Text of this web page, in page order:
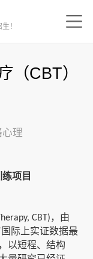
！
（CBT）
理
项目
CBT)，由
际上实证数据最
以短程、结构